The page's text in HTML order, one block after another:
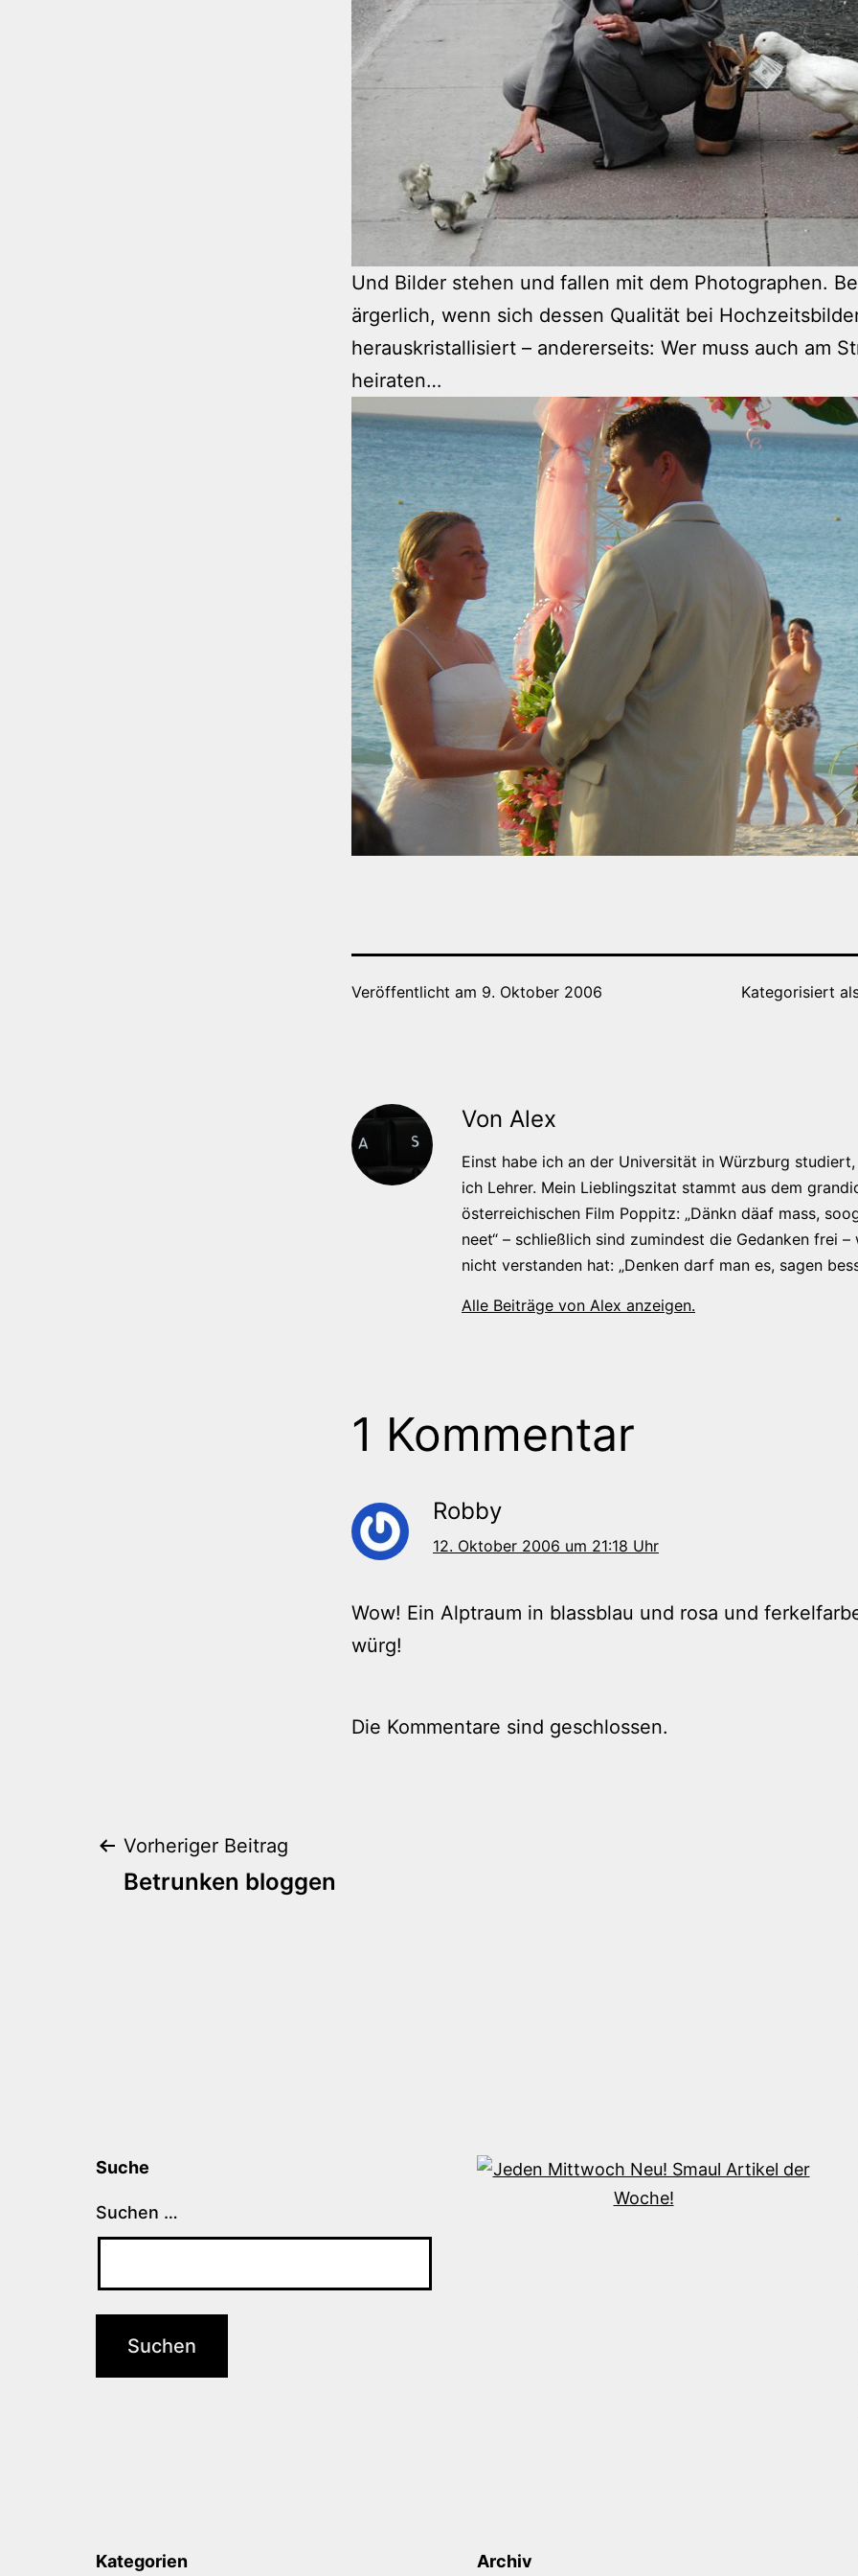
Und Bilder stehen und fallen mit dem Photographen.
ärgerlich, wenn sich dessen Qualität bei
herauskristallisiert – andererseits: Wer muss auch am
heiraten…
Veröffentlicht am 9. Oktober 2006 Kategorisiert
Von Alex
Einst habe ich an der Universität in Würzburg
ich Lehrer. Mein Lieblingszitat stammt aus dem
österreichischen Film Poppitz: „Dänkn däaf mass,
neet“ – schließlich sind zumindest die Gedanken frei –
nicht verstanden hat: „Denken darf man es, sagen
Alle Beiträge von Alex anzeigen.
1 Kommentar
Robby
12. Oktober 2006 um 21:18 Uhr
Wow! Ein Alptraum in blassblau und rosa und
würg!
Die Kommentare sind geschlossen.
Beitragsnavigation
Vorheriger Beitrag
Betrunken bloggen
Suche
Suchen …
Kategorien Archiv